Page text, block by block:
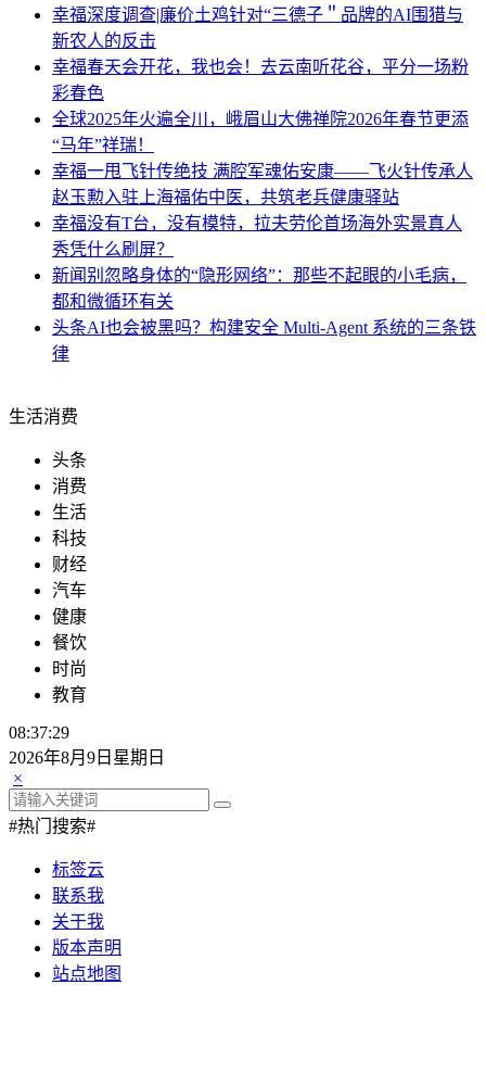
幸福深度调查|廉价土鸡针对“三德子＂品牌的AI围猎与
新农人的反击
幸福春天会开花，我也会！去云南听花谷，平分一场粉
彩春色
全球2025年火遍全川，峨眉山大佛禅院2026年春节更添
“马年”祥瑞！
幸福一甩飞针传绝技 满腔军魂佑安康——飞火针传承人
赵玉勲入驻上海福佑中医，共筑老兵健康驿站
幸福没有T台，没有模特，拉夫劳伦首场海外实景真人
秀凭什么刷屏？
新闻别忽略身体的“隐形网络”：那些不起眼的小毛病，
都和微循环有关
头条AI也会被黑吗？构建安全 Multi-Agent 系统的三条铁
律
生活消费
头条
消费
生活
科技
财经
汽车
健康
餐饮
时尚
教育
08:37:30
2026年8月9日星期日
×
#热门搜索#
标签云
联系我
关于我
版本声明
站点地图